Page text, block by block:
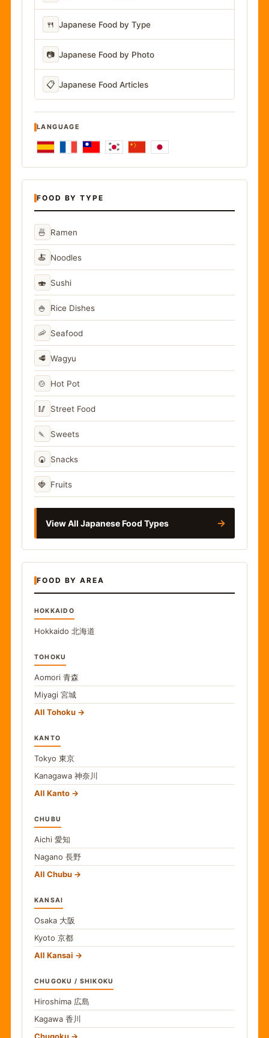
🍴 Japanese Food by Type
📷 Japanese Food by Photo
📋 Japanese Food Articles
LANGUAGE
FOOD BY TYPE
🍜 Ramen
🍝 Noodles
🍣 Sushi
🍚 Rice Dishes
🦐 Seafood
🥩 Wagyu
🍲 Hot Pot
🥢 Street Food
🍡 Sweets
🍘 Snacks
🍓 Fruits
View All Japanese Food Types →
FOOD BY AREA
HOKKAIDO
Hokkaido 北海道
TOHOKU
Aomori 青森
Miyagi 宮城
All Tohoku
KANTO
Tokyo 東京
Kanagawa 神奈川
All Kanto
CHUBU
Aichi 愛知
Nagano 長野
All Chubu
KANSAI
Osaka 大阪
Kyoto 京都
All Kansai
CHUGOKU / SHIKOKU
Hiroshima 広島
Kagawa 香川